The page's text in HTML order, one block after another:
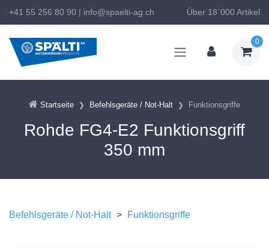
+41 55 256 80 90 | info@spaelti-ag.ch Über 18`000 Artikel
0
Startseite Befehlsgeräte / Not-Halt Funktionsgriffe
Rohde FG4-E2 Funktionsgriff
350 mm
Befehlsgeräte / Not-Halt > Funktionsgriffe